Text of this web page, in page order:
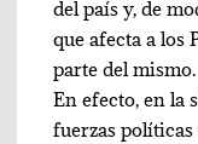
del país y, de
que afecta a los
parte del mismo.
En efecto, en la
fuerzas